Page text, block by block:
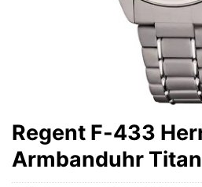
Regent F-433
Armbanduhr